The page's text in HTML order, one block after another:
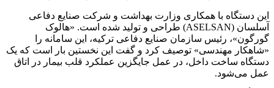
این دستگاه با همکاری وزارت بهداشت و شرکت صنایع دفاعی
آسلسان (ASELSAN) طراحی و تولید شده است. «هالوک
گورگون»، رئیس سازمان صنایع دفاعی ترکیه، این سامانه را
«شاهکار مهندسی» توصیف کرد و گفت این نخستین بار است که یک
دستگاه ساخت داخل، در عمل جایگزین عملکرد قلب بیمار در اتاق
عمل می‌شود.